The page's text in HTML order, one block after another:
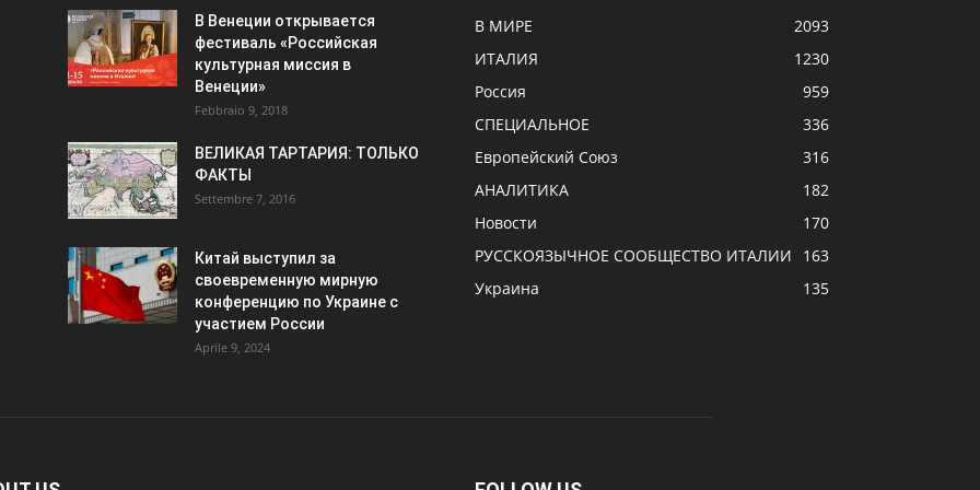
В Венеции открывается
фестиваль «Российская
культурная миссия в
Венеции»
Febbraio 9, 2018
ВЕЛИКАЯ ТАРТАРИЯ: ТОЛЬКО
ФАКТЫ
Settembre 7, 2016
Китай выступил за
своевременную мирную
конференцию по Украине с
участием России
Aprile 9, 2024
В МИРЕ
2093
ИТАЛИЯ
1230
Россия
959
СПЕЦИАЛЬНОЕ
336
Европейский Союз
316
АНАЛИТИКА
182
Новости
170
РУССКОЯЗЫЧНОЕ CООБЩЕСТВО ИТАЛИИ
163
Украина
135